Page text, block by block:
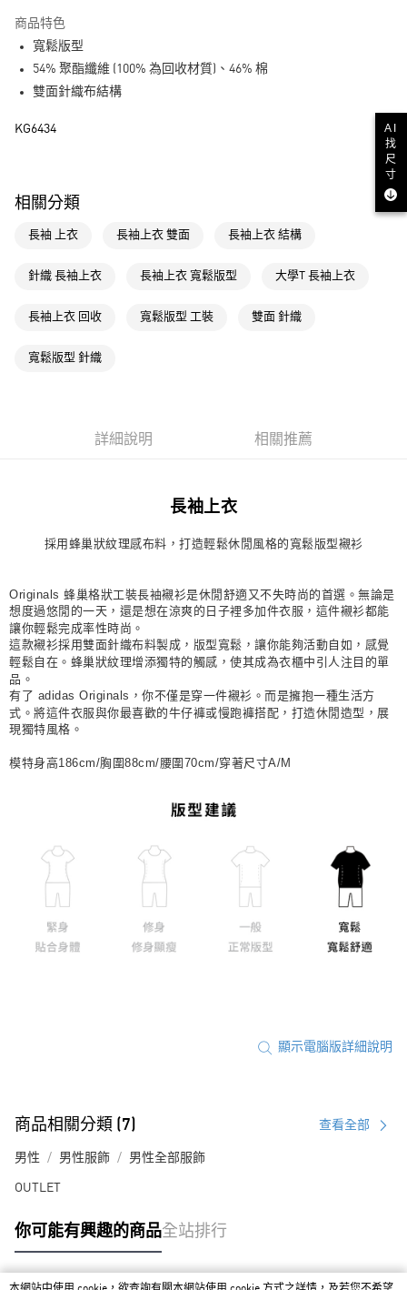
LINE Pay
每筆NT$80，滿NT$1,500(含以上)免運費
付款後全家取貨
每筆NT$80，滿NT$1,500(含以上)免運費
付款後萊爾富取貨
每筆NT$80，滿NT$1,500(含以上)免運費
每筆NT$80，滿NT$1,500(含以上)免運費
每筆NT$80，滿NT$1,500(含以上)免運費
付款後門市自取
每筆NT$80，滿NT$1,500(含以上)免運費
商品特色
寬鬆版型
54% 聚酯纖維 (100% 為回收材質)、46% 棉
雙面針織布結構
KG6434
相關分類
長袖 上衣 長袖上衣 雙面 長袖上衣 結構
針織 長袖上衣 長袖上衣 寬鬆版型 大學T 長袖上衣
長袖上衣 回收 寬鬆版型 工裝 雙面 針織
寬鬆版型 針織
詳細說明 相關推薦
長袖上衣
採用蜂巢狀紋理感布料，打造輕鬆休閒風格的寬鬆版型襯衫
Originals 蜂巢格狀工裝長袖襯衫是休閒舒適又不失時尚的首選。無論是
想度過悠閒的一天，還是想在涼爽的日子裡多加件衣服，這件襯衫都能
讓你輕鬆完成率性時尚。
這款襯衫採用雙面針織布料製成，版型寬鬆，讓你能夠活動自如，感覺
輕鬆自在。蜂巢狀紋理增添獨特的觸感，使其成為衣櫃中引人注目的單
品。
有了 adidas Originals，你不僅是穿一件襯衫。而是擁抱一種生活方
式。將這件衣服與你最喜歡的牛仔褲或慢跑褲搭配，打造休閒造型，展
現獨特風格。
模特身高186cm/胸圍88cm/腰圍70cm/穿著尺寸A/M
顯示電腦版詳細說明
商品相關分類 (7) 查看全部
男性 男性服飾 男性全部服飾
OUTLET
你可能有興趣的商品全站排行
AI
找
尺
寸